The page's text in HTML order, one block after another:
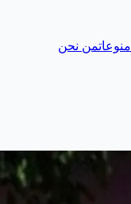
منوعاتمن نحن